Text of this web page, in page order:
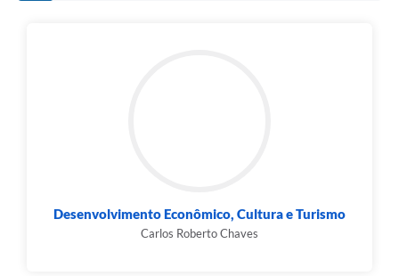
Desenvolvimento Econômico, Cultura e Turismo
Carlos Roberto Chaves